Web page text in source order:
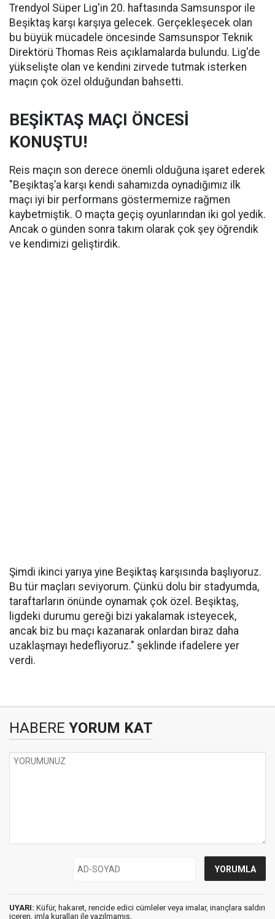
Trendyol Süper Lig'in 20. haftasında Samsunspor ile
Beşiktaş karşı karşıya gelecek. Gerçekleşecek olan
bu büyük mücadele öncesinde Samsunspor Teknik
Direktörü Thomas Reis açıklamalarda bulundu. Lig'de
yükselişte olan ve kendini zirvede tutmak isterken
maçın çok özel olduğundan bahsetti.
BEŞİKTAŞ MAÇI ÖNCESİ
KONUŞTU!
Reis maçın son derece önemli olduğuna işaret ederek
"Beşiktaş’a karşı kendi sahamızda oynadığımız ilk
maçı iyi bir performans göstermemize rağmen
kaybetmiştik. O maçta geçiş oyunlarından iki gol yedik.
Ancak o günden sonra takım olarak çok şey öğrendik
ve kendimizi geliştirdik.
Şimdi ikinci yarıya yine Beşiktaş karşısında başlıyoruz.
Bu tür maçları seviyorum. Çünkü dolu bir stadyumda,
taraftarların önünde oynamak çok özel. Beşiktaş,
ligdeki durumu gereği bizi yakalamak isteyecek,
ancak biz bu maçı kazanarak onlardan biraz daha
uzaklaşmayı hedefliyoruz." şeklinde ifadelere yer
verdi.
HABERE YORUM KAT
UYARI: Küfür, hakaret, rencide edici cümleler veya imalar, inançlara saldırı
içeren, imla kuralları ile yazılmamış,